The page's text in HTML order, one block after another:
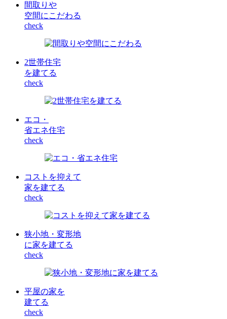
間取りや
空間にこだわる
check
2世帯住宅
を建てる
check
エコ・
省エネ住宅
check
コストを抑えて
家を建てる
check
狭小地・変形地
に家を建てる
check
平屋の家を
建てる
check